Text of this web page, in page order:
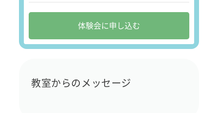
体験会に申し込む
教室からのメッセージ